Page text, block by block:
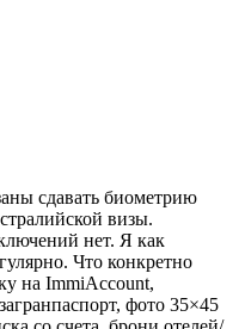
сдавать биометрию
визы.
нет. Я как
Что конкретно
на ImmiAccount,
фото 35×45